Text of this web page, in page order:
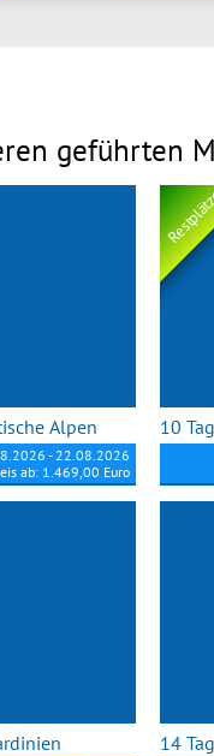
geführten
Alpen
- 22.08.2026
ab: 1.469,00 Euro
10
14